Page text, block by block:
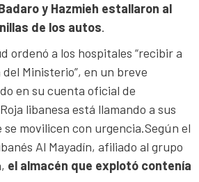
y Hazmieh estallaron al
de los autos.
ordenó a los hospitales “recibir a
Ministerio”, en un breve
en su cuenta oficial de
libanesa está llamando a sus
movilicen con urgencia.Según el
Al Mayadín, afiliado al grupo
el almacén que explotó contenía